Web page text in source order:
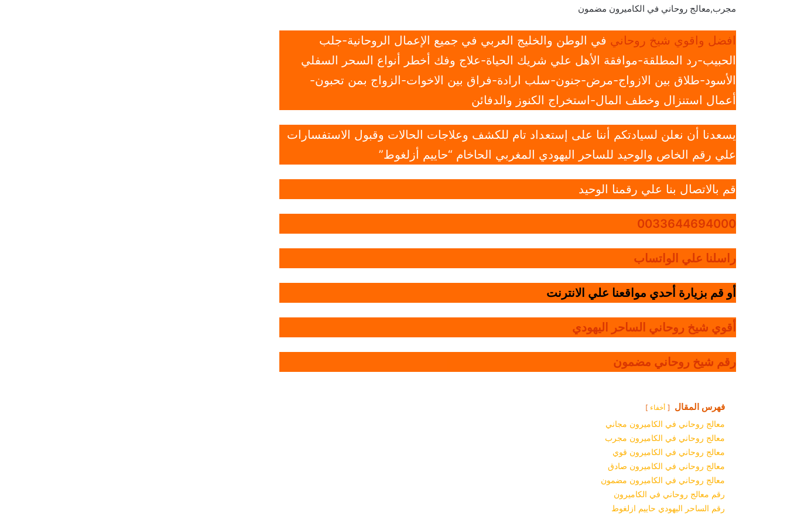
مجرب,معالج روحاني في الكاميرون مضمون
افضل واقوي شيخ روحاني في الوطن والخليج العربي في جميع الإعمال الروحانية-جلب
الحبيب-رد المطلقة-موافقة الأهل علي شريك الحياة-علاج وفك أخطر أنواع السحر السفلي
الأسود-طلاق بين الازواج-مرض-جنون-سلب ارادة-فراق بين الاخوات-الزواج بمن تحبون-
أعمال استنزال وخطف المال-استخراج الكنوز والدفائن
يسعدنا أن نعلن لسيادتكم أننا على إستعداد تام للكشف وعلاجات الحالات وقبول الاستفسارات
علي رقم الخاص والوحيد للساحر اليهودي المغربي الحاخام “حاييم أزلغوط”
قم بالاتصال بنا علي رقمنا الوحيد
0033644694000
راسلنا علي الواتساب
أو قم بزيارة أحدي مواقعنا علي الانترنت
أقوي شيخ روحاني الساحر اليهودي
رقم شيخ روحاني مضمون
فهرس المقال أخفاء
معالج روحاني في الكاميرون مجاني
معالج روحاني في الكاميرون مجرب
معالج روحاني في الكاميرون قوي
معالج روحاني في الكاميرون صادق
معالج روحاني في الكاميرون مضمون
رقم معالج روحاني في الكاميرون
رقم الساحر اليهودي حاييم ازلغوط